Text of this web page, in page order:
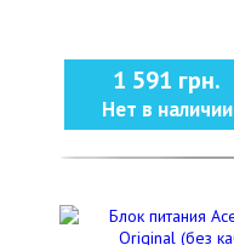
1 591 грн.
Нет в наличии